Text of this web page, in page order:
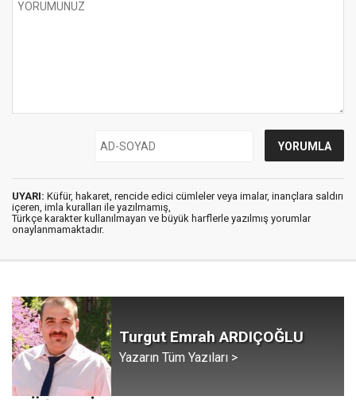
UYARI: Küfür, hakaret, rencide edici cümleler veya imalar, inançlara saldırı
içeren, imla kuralları ile yazılmamış,
Türkçe karakter kullanılmayan ve büyük harflerle yazılmış yorumlar
onaylanmamaktadır.
Turgut Emrah ARDIÇOĞLU
Yazarın Tüm Yazıları >